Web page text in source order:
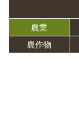
農業
農作物